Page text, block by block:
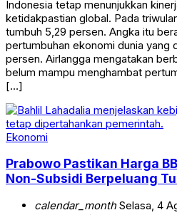
Indonesia tetap menunjukkan
ketidakpastian global. Pada
tumbuh 5,29 persen. Angka itu
pertumbuhan ekonomi dunia yang
persen. Airlangga mengatakan
belum mampu menghambat
[…]
Ekonomi
Prabowo Pastikan Harga
Non-Subsidi Berpeluang
calendar_monthSelasa, 4